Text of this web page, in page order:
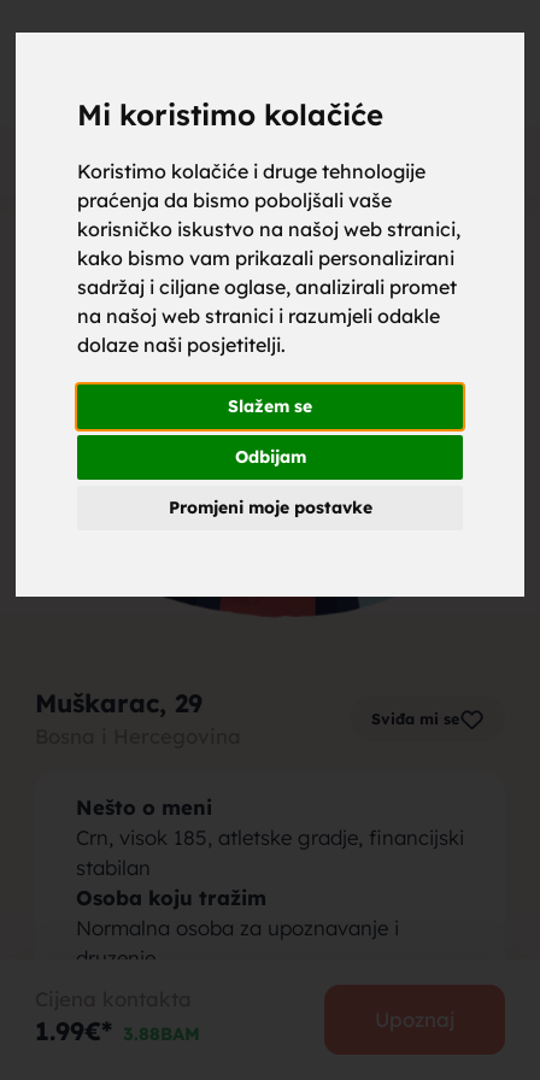
Mi koristimo kolačiće
Koristimo kolačiće i druge tehnologije
praćenja da bismo poboljšali vaše
korisničko iskustvo na našoj web stranici,
kako bismo vam prikazali personalizirani
sadržaj i ciljane oglase, analizirali promet
na našoj web stranici i razumjeli odakle
dolaze naši posjetitelji.
Slažem se
Odbijam
Promjeni moje postavke
Oglas
Muškarac, 29 Sviđa mi se
Nešto o meni
Crn, visok 185, atletske gradje, financijski
stabilan
Osoba koju tražim
Normalna osoba za upoznavanje i
druzenje
1.99€* 3.88BAM
Upoznaj
upoznaj
za brak,
zene za
brak,
muskarci
za brak,